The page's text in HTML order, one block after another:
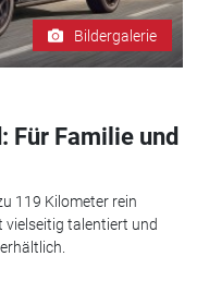
Bildergalerie
Für Familie und
119 Kilometer rein
vielseitig talentiert und